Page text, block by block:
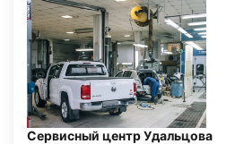
Сервисный центр Удальцова